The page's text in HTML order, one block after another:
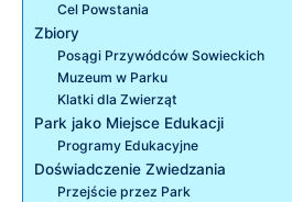
Cel Powstania
Zbiory
Posągi Przywódców Sowieckich
Muzeum w Parku
Klatki dla Zwierząt
Park jako Miejsce Edukacji
Programy Edukacyjne
Doświadczenie Zwiedzania
Przejście przez Park